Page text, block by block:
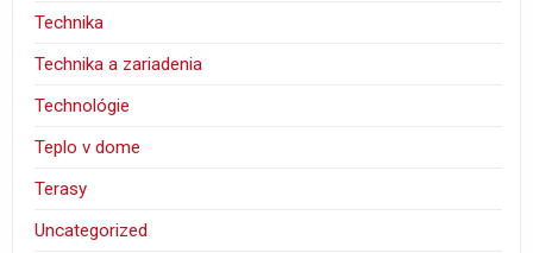
Technika
Technika a zariadenia
Technológie
Teplo v dome
Terasy
Uncategorized